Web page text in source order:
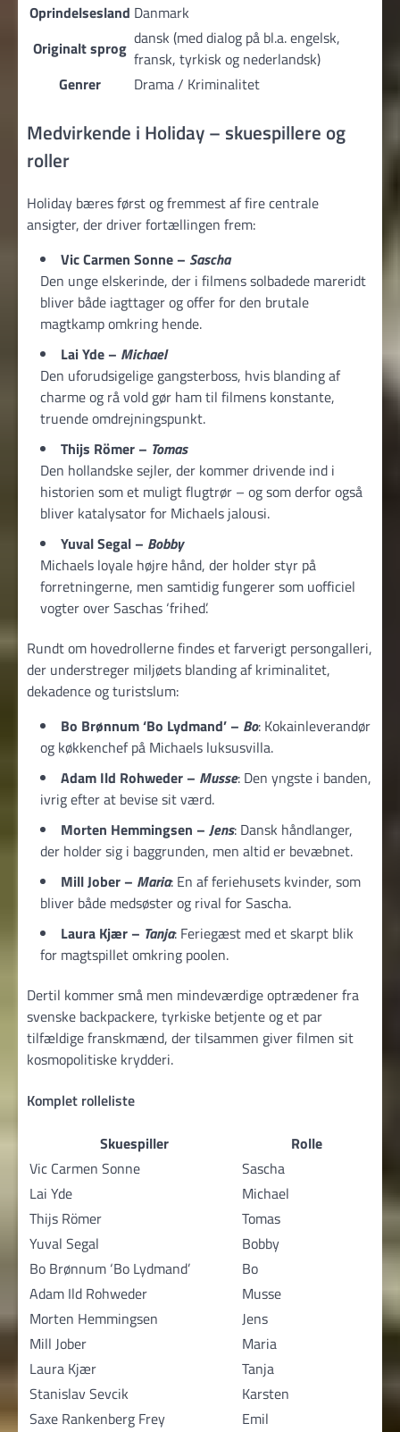
Oprindelsesland Danmark
Originalt sprog dansk (med dialog på bl.a. engelsk,
fransk, tyrkisk og nederlandsk)
Genrer
Drama / Kriminalitet
Medvirkende i Holiday – skuespillere og
roller
Holiday bæres først og fremmest af fire centrale
ansigter, der driver fortællingen frem:
Vic Carmen Sonne – Sascha
Den unge elskerinde, der i filmens solbadede mareridt
bliver både iagttager og offer for den brutale
magtkamp omkring hende.
Lai Yde – Michael
Den uforudsigelige gangsterboss, hvis blanding af
charme og rå vold gør ham til filmens konstante,
truende omdrejningspunkt.
Thijs Römer – Tomas
Den hollandske sejler, der kommer drivende ind i
historien som et muligt flugtrør – og som derfor også
bliver katalysator for Michaels jalousi.
Yuval Segal – Bobby
Michaels loyale højre hånd, der holder styr på
forretningerne, men samtidig fungerer som uofficiel
vogter over Saschas ‘frihed’.
Rundt om hovedrollerne findes et farverigt persongalleri,
der understreger miljøets blanding af kriminalitet,
dekadence og turistslum:
Bo Brønnum ‘Bo Lydmand’ – Bo: Kokainleverandør
og køkkenchef på Michaels luksusvilla.
Adam Ild Rohweder – Musse: Den yngste i banden,
ivrig efter at bevise sit værd.
Morten Hemmingsen – Jens: Dansk håndlanger,
der holder sig i baggrunden, men altid er bevæbnet.
Mill Jober – Maria: En af feriehusets kvinder, som
bliver både medsøster og rival for Sascha.
Laura Kjær – Tanja: Feriegæst med et skarpt blik
for magtspillet omkring poolen.
Dertil kommer små men mindeværdige optrædener fra
svenske backpackere, tyrkiske betjente og et par
tilfældige franskmænd, der tilsammen giver filmen sit
kosmopolitiske krydderi.
Komplet rolleliste
Skuespiller
Rolle
Vic Carmen Sonne
Sascha
Lai Yde
Michael
Thijs Römer
Tomas
Yuval Segal
Bobby
Bo Brønnum ‘Bo Lydmand’
Bo
Adam Ild Rohweder
Musse
Morten Hemmingsen
Jens
Mill Jober
Maria
Laura Kjær
Tanja
Stanislav Sevcik
Karsten
Saxe Rankenberg Frey
Emil